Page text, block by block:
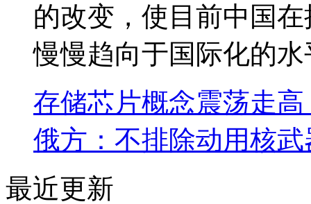
的改变，使目前中国
慢慢趋向于国际化的水
存储芯片概念震荡走
俄方：不排除动用核武
最近更新